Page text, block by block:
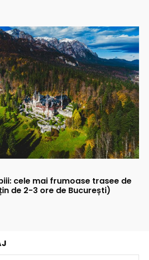
cele mai frumoase trasee de
de 2-3 ore de București)